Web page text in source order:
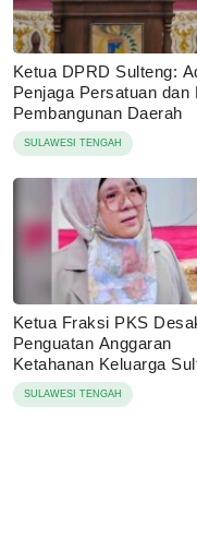
Ketua DPRD Sulteng:
Penjaga Persatuan dan
Pembangunan Daerah
SULAWESI TENGAH
Ketua Fraksi PKS
Penguatan Anggaran
Ketahanan Keluarga
2027
SULAWESI TENGAH